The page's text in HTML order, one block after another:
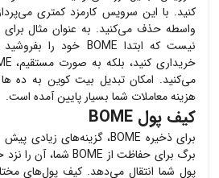
کنید. با این سرویس کارمزد کمتری
واسطه حذف می‌کنید. به عنوان مثال برای
نیست که ابتدا BOME خود را
خریداری کنید، بلکه به صورت مستقیم،
می‌کنید. امکان تبدیل بیت کوین به ده ها
هزینه معاملات شما بسیار پایین آمده است.
کیف پول BOME
برای ذخیره BOME، گزینه‌های زیادی
برگ برای حفاظت از BOMEشما، آن را
پول شما انتقال می‌دهد. کیف پول‌های